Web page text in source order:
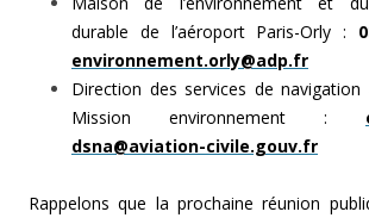
durable de l’aéroport Paris-Orly :
environnement.orly@adp.fr
Direction des services de navigation
Mission environnement :
dsna@aviation-civile.gouv.fr
Rappelons que la prochaine réunion